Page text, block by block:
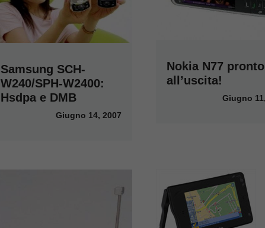
Samsung SCH-
W240/SPH-W2400:
Hsdpa e DMB
Giugno 14, 2007
Nokia N77 pronto
all’uscita!
Giugno